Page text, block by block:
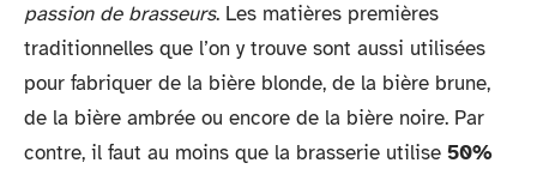
passion de brasseurs. Les matières premières
traditionnelles que l’on y trouve sont aussi utilisées
pour fabriquer de la bière blonde, de la bière brune,
de la bière ambrée ou encore de la bière noire. Par
contre, il faut au moins que la brasserie utilise 50%